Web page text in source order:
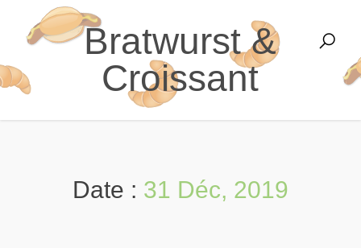
Bratwurst &
Croissant
Date : 31 Déc, 2019